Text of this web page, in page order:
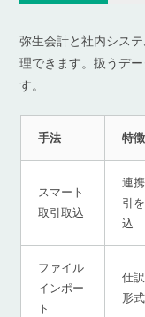
弥生会計と社内シス
理できます。扱うデ
す。
手法 特徴
スマート
取引取込
連
引
込
ファイル
インポー
ト
仕
形